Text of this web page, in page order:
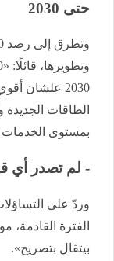
حتى 2030
2030 علشان
الطاقات الجديدة
بمستوى الخدمات
- لم تصدر أي
وردّ على
الفترة
بيتقال بتصريح».